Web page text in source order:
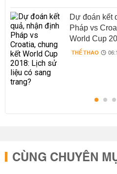
Dự đoán kết
Pháp vs
World Cup
có sang
THỂ THAO
CÙNG CHUYÊN